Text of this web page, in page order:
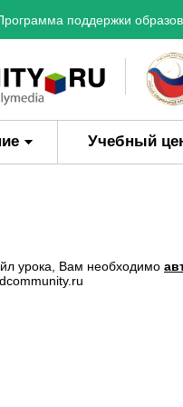
поддержки
Учебный
урока, Вам необходимо